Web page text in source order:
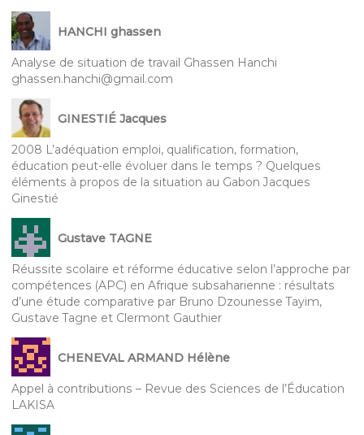
HANCHI ghassen
Analyse de situation de travail Ghassen Hanchi
ghassen.hanchi@gmail.com
GINESTIÉ Jacques
2008 L’adéquation emploi, qualification, formation,
éducation peut-elle évoluer dans le temps ? Quelques
éléments à propos de la situation au Gabon Jacques
Ginestié
Gustave TAGNE
Réussite scolaire et réforme éducative selon l’approche par
compétences (APC) en Afrique subsaharienne : résultats
d’une étude comparative par Bruno Dzounesse Tayim,
Gustave Tagne et Clermont Gauthier
CHENEVAL ARMAND Hélène
Appel à contributions – Revue des Sciences de l’Éducation
LAKISA